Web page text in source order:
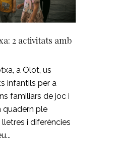
2 activitats amb
a Olot, us
infantils per a
familiars de joc i
quadern ple
i diferències